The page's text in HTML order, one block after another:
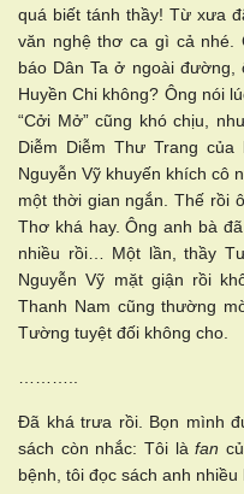
quá biết tánh thầy! Từ xưa
văn nghệ thơ ca gì cả nhé.
báo Dân Ta ở ngoài đường,
Huyền Chi không? Ông nói
“Cởi Mở” cũng khó chịu,
Diễm Diễm Thư Trang
Nguyễn Vỹ khuyến khích cô
một thời gian ngắn. Thế rồi
Thơ khá hay. Ông anh bà
nhiều rồi… Một lần, thầy
Nguyễn Vỹ mặt giận rồi
Thanh Nam cũng thường
Tường tuyệt đối không cho.
………..
Đã khá trưa rồi. Bọn mình
sách còn nhắc: Tôi làfan
bệnh, tôi đọc sách anh nhiều